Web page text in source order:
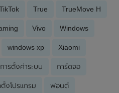
True TrueMove H
Vivo Windows
windows xp Xiaomi
การตั้งค่าระบบ การ์ดจอ
งโปรแกรม ฟอนต์